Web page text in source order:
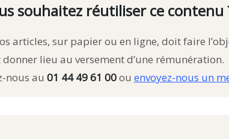
souhaitez réutiliser ce contenu
articles, sur papier ou en ligne, doit faire
donner lieu au versement d’une rémunération.
nous au 01 44 49 61 00ou envoyez-nous un